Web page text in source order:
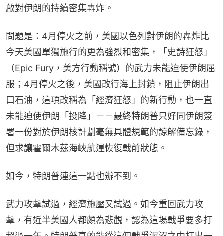
啟對伊朗的持續密集轟炸。
問題是：4月停火之前，美國以色列對伊朗的轟炸比
今天美國單獨施行的更為強烈和密集，「史詩狂怒」
（Epic Fury，美方行動稱號）的武力未能迫使伊朗屈
服；4月停火之後，美國改行海上封鎖，阻止伊朗出
口石油，這項改稱為「經濟狂怒」的新行動，也一直
未能迫使伊朗「投降」－－最終特朗普只好同伊朗簽
署一份對於伊朗核計劃毫無具體規範的諒解備忘錄，
但求讓霍爾木茲海峽航運恢復戰前狀態。
如今，特朗普連這一點也辦不到。
武力攻擊試過，經濟施壓又試過。如今重回武力攻
擊，有近半美國人都頗為悲觀，認為這場戰爭要多打